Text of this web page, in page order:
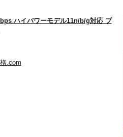
ハイパワーモデル11n/b/g対応 プ
.com